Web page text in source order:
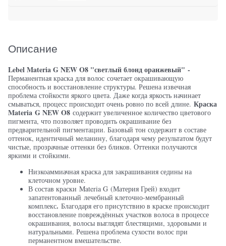
Описание
Lebel Materia G NEW O8 "светлый блонд оранжевый" -
Перманентная краска для волос сочетает окрашивающую
способность и восстановление структуры. Решена извечная
проблема стойкости яркого цвета. Даже когда яркость начинает
смываться, процесс происходит очень ровно по всей длине. Краска
Materia G NEW O8 содержит увеличенное количество цветового
пигмента, что позволяет проводить окрашивание без
предварительной пигментации. Базовый тон содержит в составе
оттенок, идентичный меланину, благодаря чему результатом будут
чистые, прозрачные оттенки без бликов. Оттенки получаются
яркими и стойкими.
Низкоаммиачная краска для закрашивания седины на
клеточном уровне.
В состав краски Materia G (Материя Грей) входит
запатентованный лечебный клеточно-мембранный
комплекс. Благодаря его присутствию в краске происходит
восстановление повреждённых участков волоса в процессе
окрашивания, волосы выглядят блестящими, здоровыми и
натуральными. Решена проблема сухости волос при
перманентном вмешательстве.